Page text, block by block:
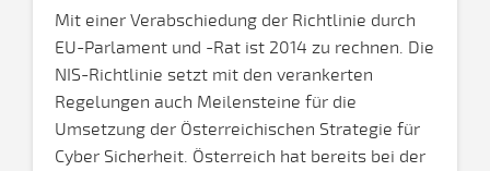
Mit einer Verabschiedung der Richtlinie durch
EU-Parlament und -Rat ist 2014 zu rechnen. Die
NIS-Richtlinie setzt mit den verankerten
Regelungen auch Meilensteine für die
Umsetzung der Österreichischen Strategie für
Cyber Sicherheit. Österreich hat bereits bei der